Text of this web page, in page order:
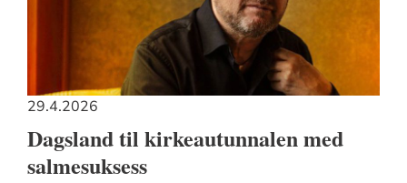
29.4.2026
Dagsland til kirkeautunnalen med
salmesuksess